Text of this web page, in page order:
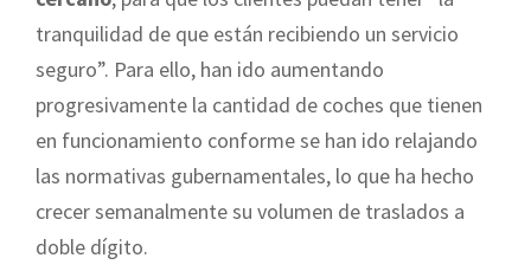
tranquilidad de que están recibiendo un servicio
seguro”. Para ello, han ido aumentando
progresivamente la cantidad de coches que tienen
en funcionamiento conforme se han ido relajando
las normativas gubernamentales, lo que ha hecho
crecer semanalmente su volumen de traslados a
doble dígito.